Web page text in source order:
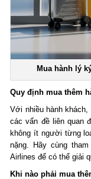
Mua hành lý
Quy định mua thêm
Với nhiều hành
các vấn đề liên quan
không ít người từng
nặng. Hãy cùng
Airlines để có thể giải
Khi nào phải mua